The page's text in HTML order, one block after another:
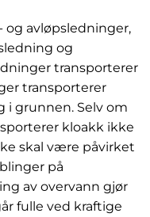
og avløpsledninger,
og
transporterer
transporterer
i grunnen. Selv om
kloakk ikke
skal være påvirket
på
av overvann gjør
fulle ved kraftige